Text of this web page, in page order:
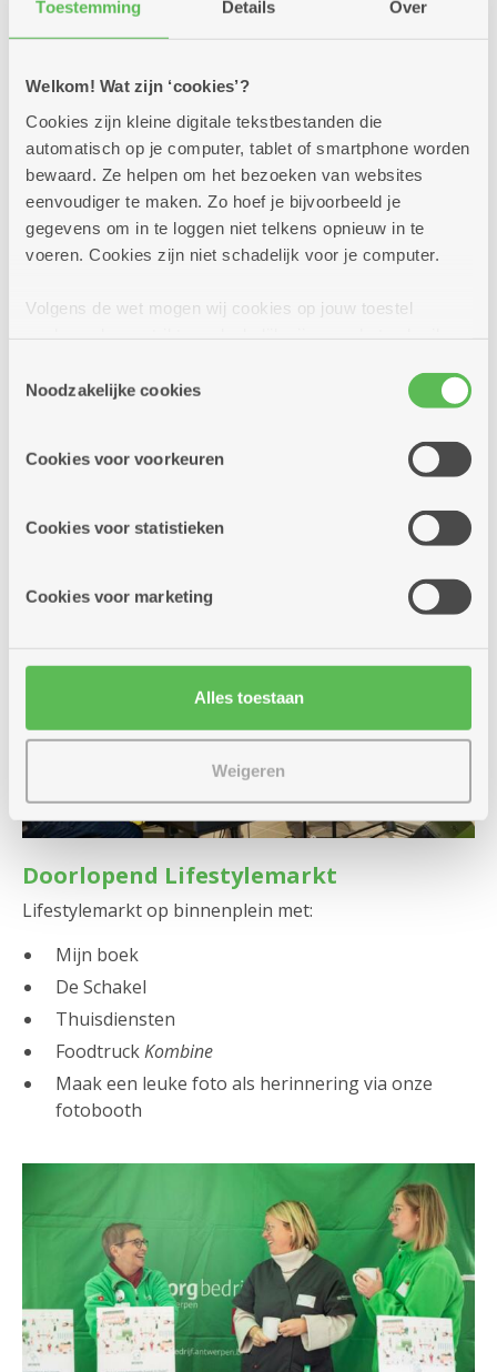
Toestemming Details Over
Welkom! Wat zijn ‘cookies’?
Cookies zijn kleine digitale tekstbestanden die
automatisch op je computer, tablet of smartphone worden
bewaard. Ze helpen om het bezoeken van websites
eenvoudiger te maken. Zo hoef je bijvoorbeeld je
gegevens om in te loggen niet telkens opnieuw in te
voeren. Cookies zijn niet schadelijk voor je computer.
Volgens de wet mogen wij cookies op jouw toestel
cookies hebben we jouw toestemming nodig. Sommige
cookies worden geplaatst door derde partijen die een
informatie over jouw (geanonimiseerd) gebruik van onze
partners kunnen deze gegevens combineren met andere
Noodzakelijke cookies
Cookies voor voorkeuren
Cookies voor statistieken
Cookies voor marketing
Alles toestaan
Weigeren
Steven de Lelie
trekt Steven de Lelie de registers open met een vrolijk
Doorlopend Lifestylemarkt
Lifestylemarkt op binnenplein met:
Mijn boek
De Schakel
Thuisdiensten
FoodtruckKombine
Maak een leuke foto als herinnering via onze
fotobooth